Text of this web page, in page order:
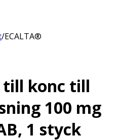
/ECALTA®
till konc till
100 mg
1 styck